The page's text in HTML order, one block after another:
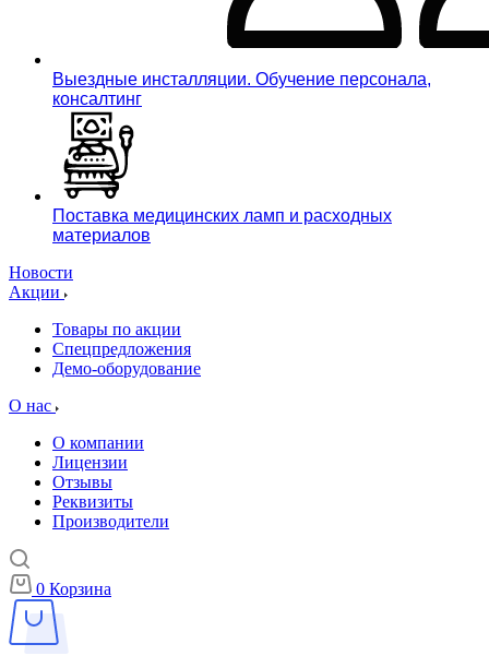
Выездные инсталляции. Обучение персонала,
консалтинг
Поставка медицинских ламп и расходных
материалов
Новости
Акции
Товары по акции
Спецпредложения
Демо-оборудование
О нас
О компании
Лицензии
Отзывы
Реквизиты
Производители
0 Корзина